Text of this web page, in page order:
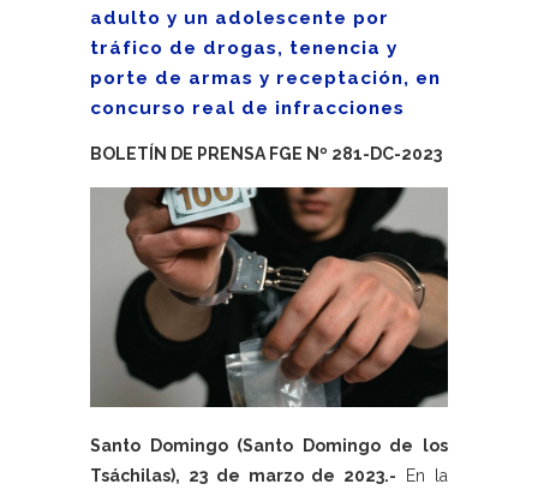
adulto y un adolescente por
tráfico de drogas, tenencia y
porte de armas y receptación, en
concurso real de infracciones
BOLETÍN DE PRENSA FGE Nº 281-DC-2023
Santo Domingo (Santo Domingo de los
Tsáchilas), 23 de marzo de 2023.- En la